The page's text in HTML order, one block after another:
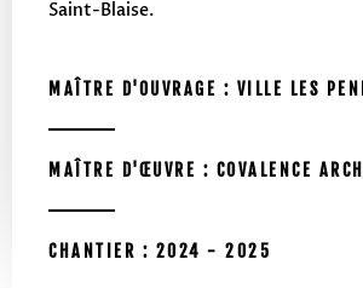
Saint-Blaise.
MAÎTRE D'OUVRAGE : VILLE LES
MAÎTRE D'ŒUVRE : COVALENCE
CHANTIER : 2024 - 2025